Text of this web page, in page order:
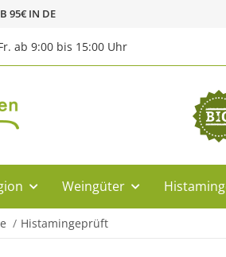
95€ IN DE
ab 9:00 bis 15:00 Uhr
Weingüter
Histamingeprüft